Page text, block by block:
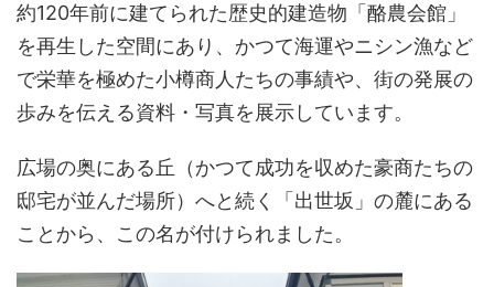
約120年前に建てられた歴史的建造物「酪農会館」
を再生した空間にあり、かつて海運やニシン漁など
で栄華を極めた小樽商人たちの事績や、街の発展の
歩みを伝える資料・写真を展示しています。
広場の奥にある丘（かつて成功を収めた豪商たちの
邸宅が並んだ場所）へと続く「出世坂」の麓にある
ことから、この名が付けられました。